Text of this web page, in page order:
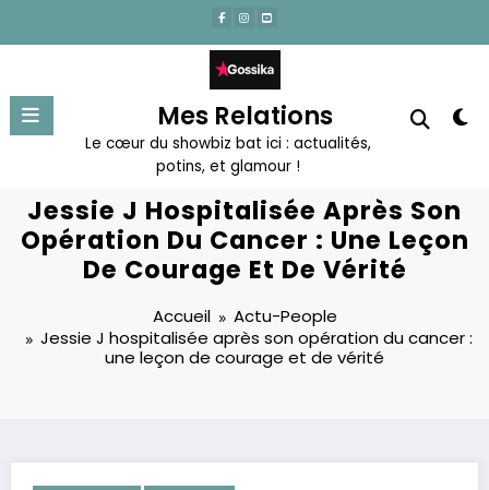
contenu
Mes Relations
Le cœur du showbiz bat ici : actualités,
potins, et glamour !
Jessie J Hospitalisée Après Son
Opération Du Cancer : Une Leçon
De Courage Et De Vérité
Accueil
Actu-People
Jessie J hospitalisée après son opération du cancer :
une leçon de courage et de vérité